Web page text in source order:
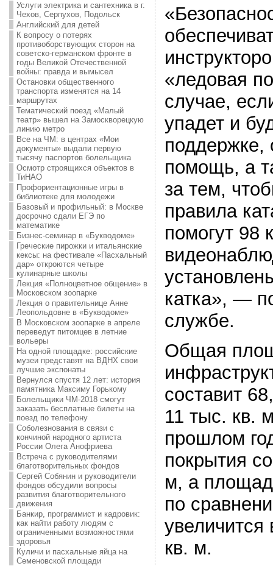
Услуги электрика и сантехника в г.
Чехов, Серпухов, Подольск
Английский для детей
К вопросу о потерях
противоборствующих сторон на
советско-германском фронте в
годы Великой Отечественной
войны: правда и вымысел
Остановки общественного
транспорта изменятся на 14
маршрутах
Тематический поезд «Малый
театр» вышел на Замоскворецкую
линию метро
Все на ЧМ: в центрах «Мои
документы» выдали первую
тысячу паспортов болельщика
Осмотр строящихся объектов в
ТиНАО
Профориентационные игры в
библиотеке для молодежи
Базовый и профильный: в Москве
досрочно сдали ЕГЭ по
математике
Бизнес-семинар в «Букводоме»
Греческие пирожки и итальянские
кексы: на фестивале «Пасхальный
дар» откроются четыре
кулинарные школы
Лекция «Полноцветное общение» в
Московском зоопарке
Лекция о правительнице Анне
Леопольдовне в «Букводоме»
В Московском зоопарке в апреле
переведут питомцев в летние
вольеры
На одной площадке: российские
музеи представят на ВДНХ свои
лучшие экспонаты
Вернулся спустя 12 лет: история
памятника Максиму Горькому
Болельщики ЧМ-2018 смогут
заказать бесплатные билеты на
поезд по телефону
Соболезнования в связи с
кончиной народного артиста
России Олега Анофриева
Встреча с руководителями
благотворительных фондов
Сергей Собянин и руководители
фондов обсудили вопросы
развития благотворительного
движения
Банкир, программист и кадровик:
как найти работу людям с
ограниченными возможностями
здоровья
Куличи и пасхальные яйца на
Семеновской площади
«ледовая
случае,
упадет и
поддержке,
помощь, а
за тем,
правила
помогут 98
катка», —
службе.
Общая
составит
11 тыс. кв.
прошлом
покрытия
м, а
по
увеличится
кв. м.